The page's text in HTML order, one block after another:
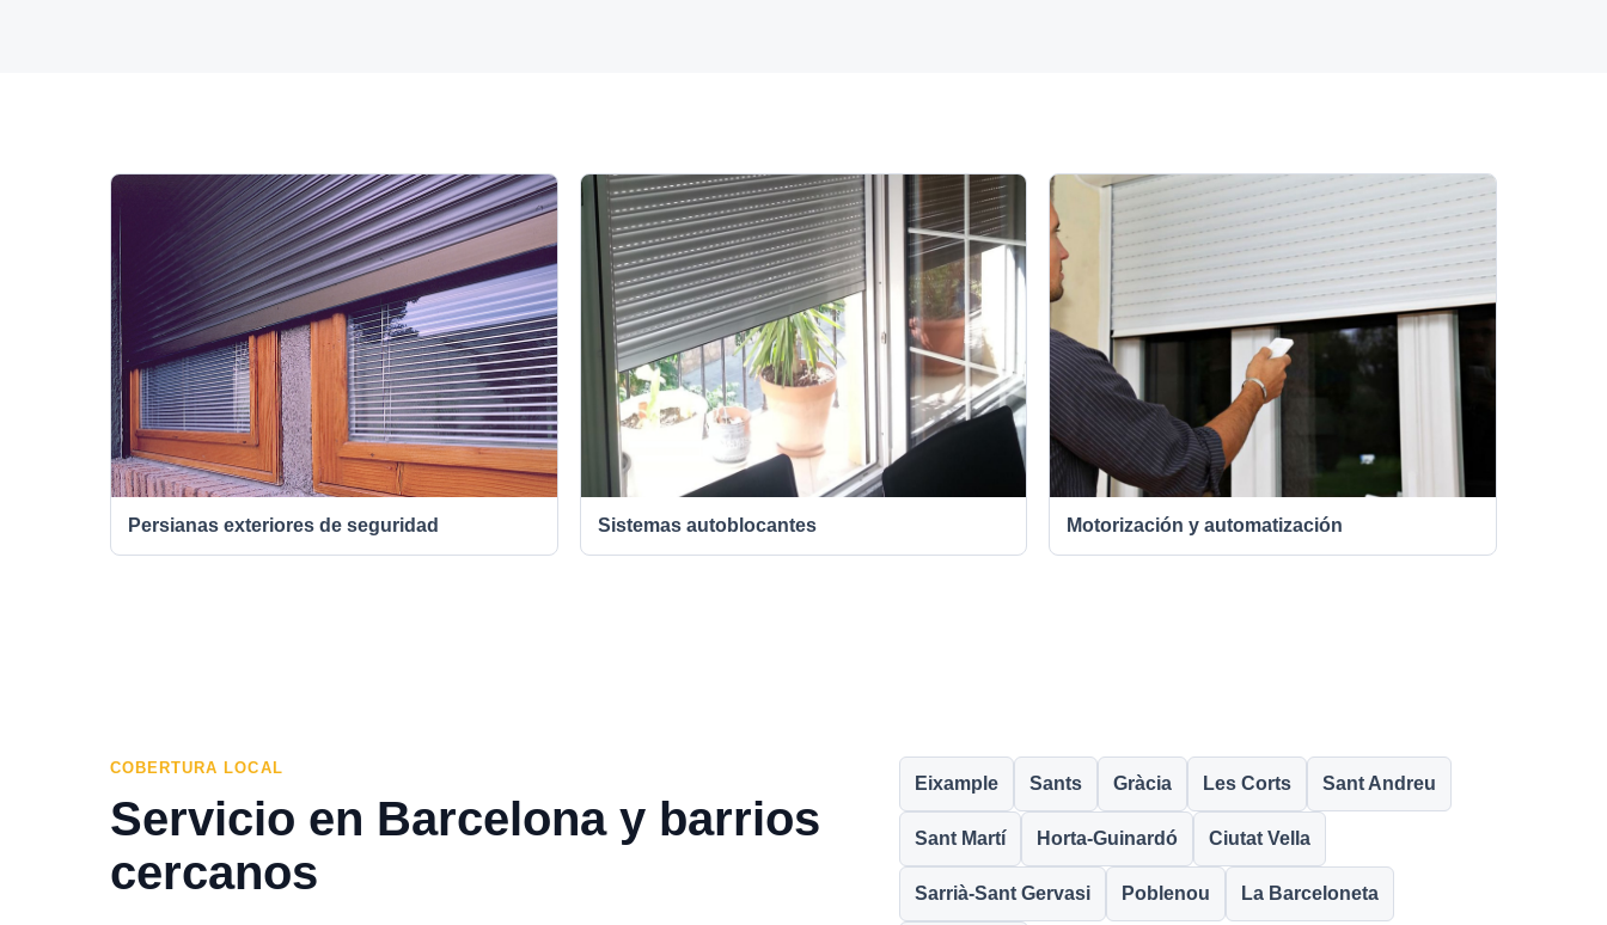
Persianas exteriores de seguridad Sistemas autoblocantes Motorización y automatización
COBERTURA LOCAL
Servicio en Barcelona y barrios
cercanos
Eixample Sants Gràcia Les Corts Sant Andreu
Sant Martí Horta-Guinardó Ciutat Vella
Sarrià-Sant Gervasi Poblenou La Barceloneta